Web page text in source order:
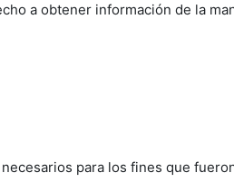
a obtener información de la
para los fines que